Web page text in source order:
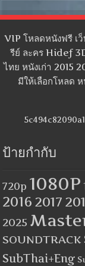
VIP โหลดหนังฟรี เ
รีย์ ละคร Hidef
ไทย หนังเก่า 2015
มีให้เลือกโหลด
ป้ายกำกับ
720p 1080P
2016 2017
2025
SOUNDTRACK
SubThai+Eng